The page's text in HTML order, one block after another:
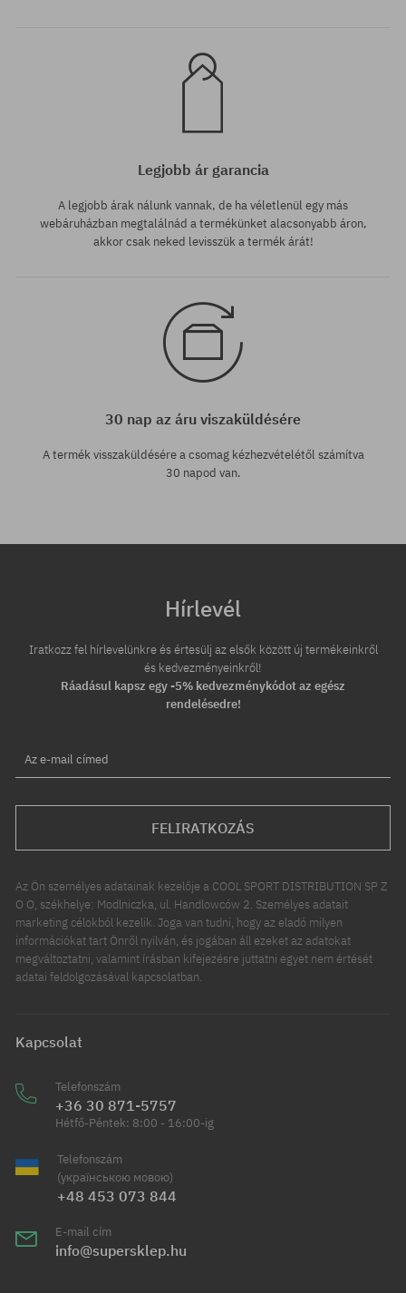
Legjobb ár garancia
A legjobb árak nálunk vannak, de ha véletlenül egy más
webáruházban megtalálnád a termékünket alacsonyabb áron,
akkor csak neked levisszük a termék árát!
30 nap az áru viszaküldésére
A termék visszaküldésére a csomag kézhezvételétől számítva
30 napod van.
Hírlevél
Iratkozz fel hírlevelünkre és értesülj az elsők között új termékeinkről
és kedvezményeinkről!
Ráadásul kapsz egy -5% kedvezménykódot az egész
rendelésedre!
Az e-mail címed
FELIRATKOZÁS
Az Ön személyes adatainak kezelője a COOL SPORT DISTRIBUTION SP Z
O O, székhelye: Modlniczka, ul. Handlowców 2. Személyes adatait
marketing célokból kezelik. Joga van tudni, hogy az eladó milyen
információkat tart Önről nyilván, és jogában áll ezeket az adatokat
megváltoztatni, valamint írásban kifejezésre juttatni egyet nem értését
adatai feldolgozásával kapcsolatban.
Kapcsolat
Telefonszám
+36 30 871-5757
Hétfő-Péntek: 8:00 - 16:00-ig
Telefonszám
(українською мовою)
+48 453 073 844
E-mail cím
info@supersklep.hu